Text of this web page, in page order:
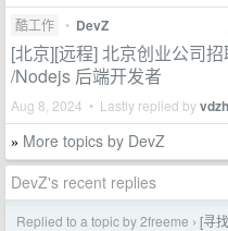
酷工作
• DevZ
[北京][远程] 北京创业公司
/Nodejs 后端开发者
Aug 8, 2024 • Lastly replied byvdzh
» More topics by DevZ
DevZ's recent replies
Replied to a topic by 2freeme › [寻